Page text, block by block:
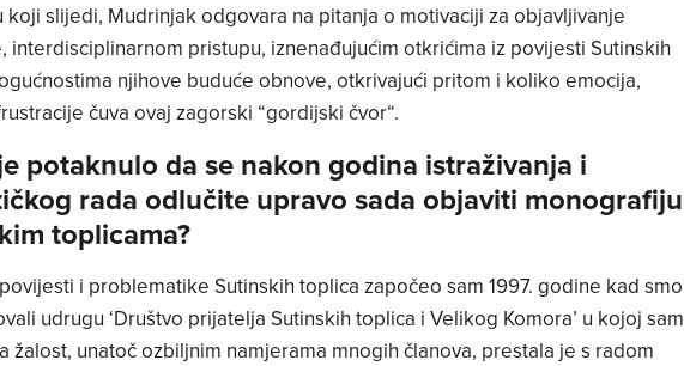
koji slijedi, Mudrinjak odgovara na pitanja o motivaciji za objavljivanje
interdisciplinarnom pristupu, iznenađujućim otkrićima iz povijesti Sutinskih
njihove buduće obnove, otkrivajući pritom i koliko emocija,
čuva ovaj zagorski “gordijski čvor“.
potaknulo da se nakon godina istraživanja i
rada odlučite upravo sada objaviti monografiju
toplicama?
i problematike Sutinskih toplica započeo sam 1997. godine kad smo
udrugu ‘Društvo prijatelja Sutinskih toplica i Velikog Komora’ u kojoj sam
žalost, unatoč ozbiljnim namjerama mnogih članova, prestala je s radom